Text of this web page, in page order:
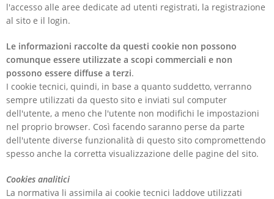
l'accesso alle aree dedicate ad utenti registrati, la registrazione
al sito e il login.
Le informazioni raccolte da questi cookie non possono
comunque essere utilizzate a scopi commerciali e non
possono essere diffuse a terzi.
I cookie tecnici, quindi, in base a quanto suddetto, verranno
sempre utilizzati da questo sito e inviati sul computer
dell'utente, a meno che l'utente non modifichi le impostazioni
nel proprio browser. Così facendo saranno perse da parte
dell'utente diverse funzionalità di questo sito compromettendo
spesso anche la corretta visualizzazione delle pagine del sito.
Cookies analitici
La normativa li assimila ai cookie tecnici laddove utilizzati